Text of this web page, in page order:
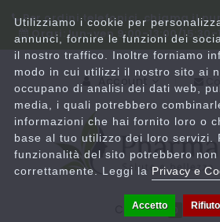
Per ordini telefonici, chiama il
Orari: lun-ven 9:00-13:00/15:30-
Account
Carrello
Utilizziamo i cookie per
annunci, fornire le funzioni dei
il nostro traffico. Inoltre forniamo
modo in cui utilizzi il nostro sito ai
occupano di analisi dei dati web,
media, i quali potrebbero
informazioni che hai fornito loro o
base al tuo utilizzo dei loro servizi.
funzionalità del sito potrebbero non
correttamente. Leggi la Privacy e
Accetto Rifiuto